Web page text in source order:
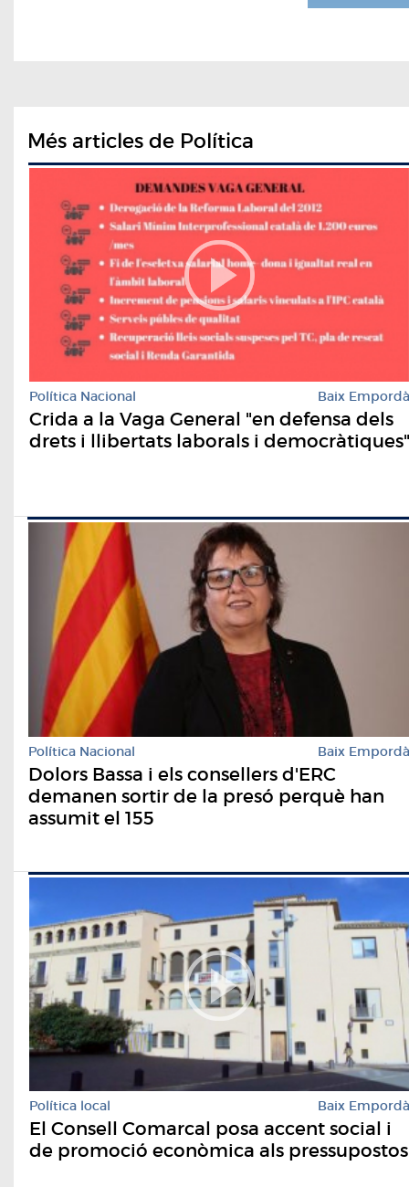
Més articles de Política
Política Nacional Baix Empordà
Crida a la Vaga General "en defensa dels
drets i llibertats laborals i democràtiques"
Política Nacional Baix Empordà
Dolors Bassa i els consellers d'ERC
demanen sortir de la presó perquè han
assumit el 155
Política local Baix Empordà
El Consell Comarcal posa accent social i
de promoció econòmica als pressupostos